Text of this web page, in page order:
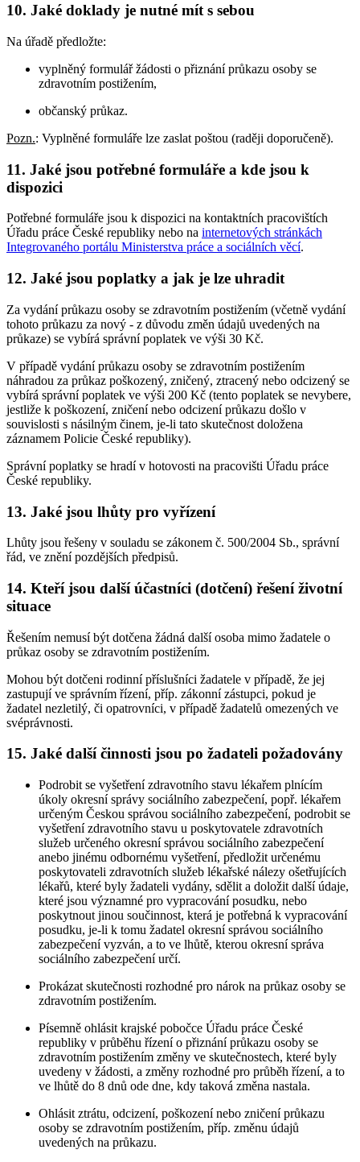
10. Jaké doklady je nutné mít s sebou
Na úřadě předložte:
vyplněný formulář žádosti o přiznání průkazu osoby se
zdravotním postižením,
občanský průkaz.
Pozn.: Vyplněné formuláře lze zaslat poštou (raději doporučeně).
11. Jaké jsou potřebné formuláře a kde jsou k
dispozici
Potřebné formuláře jsou k dispozici na kontaktních pracovištích
Úřadu práce České republiky nebo na internetových stránkách
Integrovaného portálu Ministerstva práce a sociálních věcí.
12. Jaké jsou poplatky a jak je lze uhradit
Za vydání průkazu osoby se zdravotním postižením (včetně vydání
tohoto průkazu za nový - z důvodu změn údajů uvedených na
průkaze) se vybírá správní poplatek ve výši 30 Kč.
V případě vydání průkazu osoby se zdravotním postižením
náhradou za průkaz poškozený, zničený, ztracený nebo odcizený se
vybírá správní poplatek ve výši 200 Kč (tento poplatek se nevybere,
jestliže k poškození, zničení nebo odcizení průkazu došlo v
souvislosti s násilným činem, je-li tato skutečnost doložena
záznamem Policie České republiky).
Správní poplatky se hradí v hotovosti na pracovišti Úřadu práce
České republiky.
13. Jaké jsou lhůty pro vyřízení
Lhůty jsou řešeny v souladu se zákonem č. 500/2004 Sb., správní
řád, ve znění pozdějších předpisů.
14. Kteří jsou další účastníci (dotčení) řešení životní
situace
Řešením nemusí být dotčena žádná další osoba mimo žadatele o
průkaz osoby se zdravotním postižením.
Mohou být dotčeni rodinní příslušníci žadatele v případě, že jej
zastupují ve správním řízení, příp. zákonní zástupci, pokud je
žadatel nezletilý, či opatrovníci, v případě žadatelů omezených ve
svéprávnosti.
15. Jaké další činnosti jsou po žadateli požadovány
Podrobit se vyšetření zdravotního stavu lékařem plnícím
úkoly okresní správy sociálního zabezpečení, popř. lékařem
určeným Českou správou sociálního zabezpečení, podrobit se
vyšetření zdravotního stavu u poskytovatele zdravotních
služeb určeného okresní správou sociálního zabezpečení
anebo jinému odbornému vyšetření, předložit určenému
poskytovateli zdravotních služeb lékařské nálezy ošetřujících
lékařů, které byly žadateli vydány, sdělit a doložit další údaje,
které jsou významné pro vypracování posudku, nebo
poskytnout jinou součinnost, která je potřebná k vypracování
posudku, je-li k tomu žadatel okresní správou sociálního
zabezpečení vyzván, a to ve lhůtě, kterou okresní správa
sociálního zabezpečení určí.
Prokázat skutečnosti rozhodné pro nárok na průkaz osoby se
zdravotním postižením.
Písemně ohlásit krajské pobočce Úřadu práce České
republiky v průběhu řízení o přiznání průkazu osoby se
zdravotním postižením změny ve skutečnostech, které byly
uvedeny v žádosti, a změny rozhodné pro průběh řízení, a to
ve lhůtě do 8 dnů ode dne, kdy taková změna nastala.
Ohlásit ztrátu, odcizení, poškození nebo zničení průkazu
osoby se zdravotním postižením, příp. změnu údajů
uvedených na průkazu.